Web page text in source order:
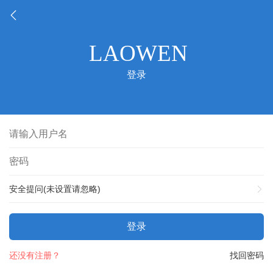
登录
安全提问(未设置请忽略)
登录
找回密码
还没有注册？